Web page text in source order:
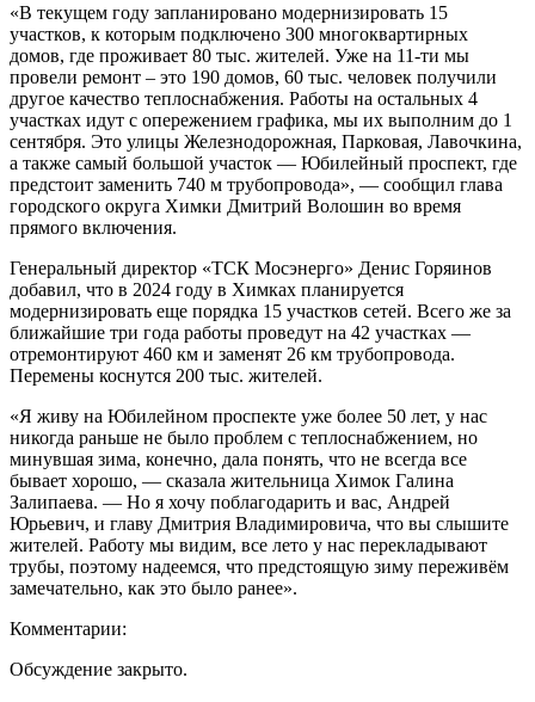
«В текущем году запланировано модернизировать 15
участков, к которым подключено 300 многоквартирных
домов, где проживает 80 тыс. жителей. Уже на 11-ти мы
провели ремонт – это 190 домов, 60 тыс. человек получили
другое качество теплоснабжения. Работы на остальных 4
участках идут с опережением графика, мы их выполним до 1
сентября. Это улицы Железнодорожная, Парковая, Лавочкина,
а также самый большой участок — Юбилейный проспект, где
предстоит заменить 740 м трубопровода», — сообщил глава
городского округа Химки Дмитрий Волошин во время
прямого включения.
Генеральный директор «ТСК Мосэнерго» Денис Горяинов
добавил, что в 2024 году в Химках планируется
модернизировать еще порядка 15 участков сетей. Всего же за
ближайшие три года работы проведут на 42 участках —
отремонтируют 460 км и заменят 26 км трубопровода.
Перемены коснутся 200 тыс. жителей.
«Я живу на Юбилейном проспекте уже более 50 лет, у нас
никогда раньше не было проблем с теплоснабжением, но
минувшая зима, конечно, дала понять, что не всегда все
бывает хорошо, — сказала жительница Химок Галина
Залипаева. — Но я хочу поблагодарить и вас, Андрей
Юрьевич, и главу Дмитрия Владимировича, что вы слышите
жителей. Работу мы видим, все лето у нас перекладывают
трубы, поэтому надеемся, что предстоящую зиму переживём
замечательно, как это было ранее».
Комментарии:
Обсуждение закрыто.